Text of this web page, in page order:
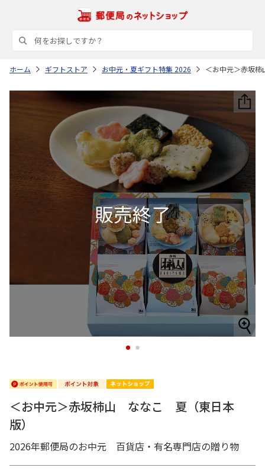
ホーム ギフトストア お中元・夏ギフト特集 2026 ＜お中元＞赤坂
1 2
＜お中元＞赤坂柿山 ななこ 夏（東日本
版）
2026年郵便局のお中元 百貨店・有名専門店の贈り物